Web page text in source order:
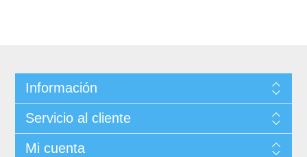
Información
Servicio al cliente
Mi cuenta